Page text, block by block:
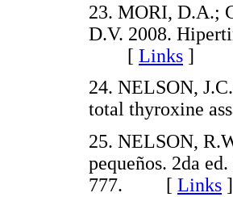
23. MORI, D.A.;
D.V. 2008.
[ Links ]
24. NELSON,
total thyroxine
25. NELSON,
pequeños. 2da
777. [ Links ]